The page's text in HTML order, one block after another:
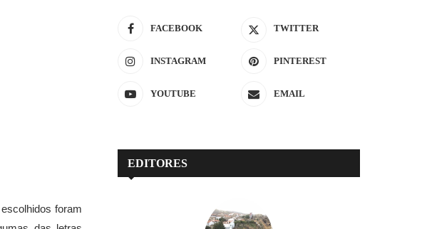
foram
FACEBOOK TWITTER
INSTAGRAM PINTEREST
YOUTUBE EMAIL
EDITORES